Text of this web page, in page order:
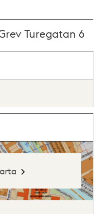
Turegatan 6